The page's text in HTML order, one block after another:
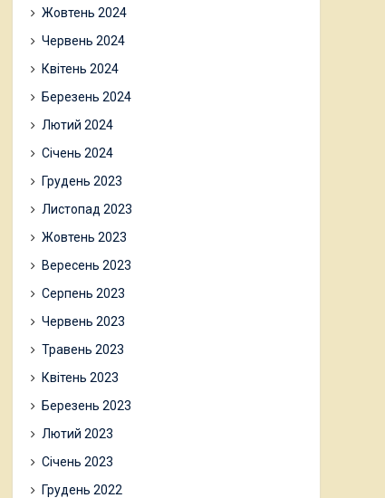
Жовтень 2024
Червень 2024
Квітень 2024
Березень 2024
Лютий 2024
Січень 2024
Грудень 2023
Листопад 2023
Жовтень 2023
Вересень 2023
Серпень 2023
Червень 2023
Травень 2023
Квітень 2023
Березень 2023
Лютий 2023
Січень 2023
Грудень 2022